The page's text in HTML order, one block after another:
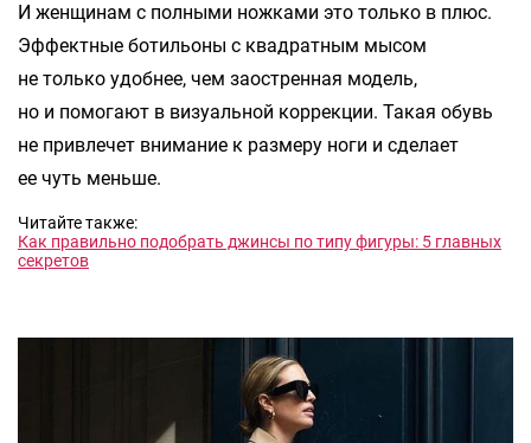
И женщинам с полными ножками это только в плюс.
Эффектные ботильоны с квадратным мысом
не только удобнее, чем заостренная модель,
но и помогают в визуальной коррекции. Такая обувь
не привлечет внимание к размеру ноги и сделает
ее чуть меньше.
Читайте также:
Как правильно подобрать джинсы по типу фигуры: 5 главных
секретов